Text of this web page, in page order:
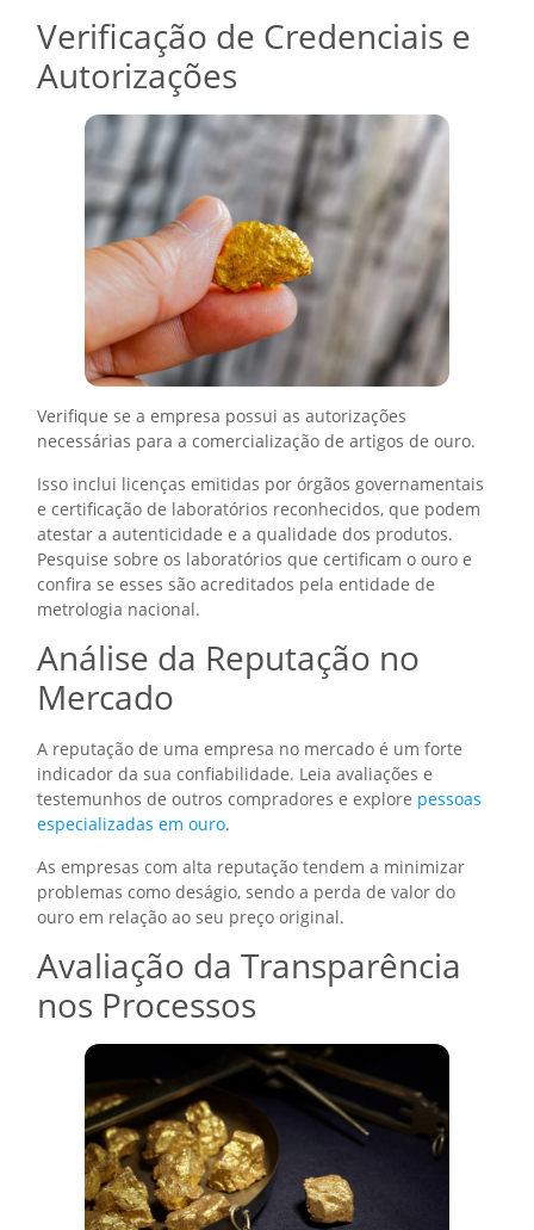
Verificação de Credenciais e
Autorizações
Verifique se a empresa possui as autorizações
necessárias para a comercialização de artigos de ouro.
Isso inclui licenças emitidas por órgãos governamentais
e certificação de laboratórios reconhecidos, que podem
atestar a autenticidade e a qualidade dos produtos.
Pesquise sobre os laboratórios que certificam o ouro e
confira se esses são acreditados pela entidade de
metrologia nacional.
Análise da Reputação no
Mercado
A reputação de uma empresa no mercado é um forte
indicador da sua confiabilidade. Leia avaliações e
testemunhos de outros compradores e explore pessoas
especializadas em ouro.
As empresas com alta reputação tendem a minimizar
problemas como deságio, sendo a perda de valor do
ouro em relação ao seu preço original.
Avaliação da Transparência
nos Processos